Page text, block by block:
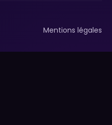
Mentions légales